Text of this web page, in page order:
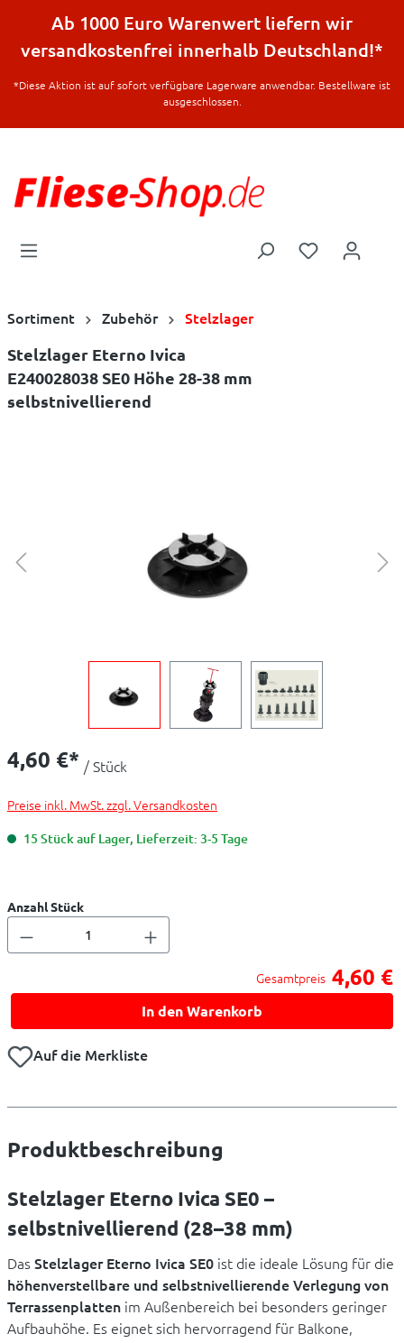
springen
Ab 1000 Euro Warenwert liefern wir
versandkostenfrei innerhalb Deutschland!*
*Diese Aktion ist auf sofort verfügbare Lagerware anwendbar. Bestellware ist
ausgeschlossen.
Sortiment Zubehör Stelzlager
Stelzlager Eterno Ivica
E240028038 SE0 Höhe 28-38 mm
selbstnivellierend
4,60 €* / Stück
Preise inkl. MwSt. zzgl. Versandkosten
15 Stück auf Lager, Lieferzeit: 3-5 Tage
Anzahl Stück
Gesamtpreis 4,60 €
In den Warenkorb
Auf die Merkliste
Produktbeschreibung
Stelzlager Eterno Ivica SE0 –
selbstnivellierend (28–38 mm)
DasStelzlager Eterno Ivica SE0 ist die ideale Lösung für die
höhenverstellbare und selbstnivellierende Verlegung von
Terrassenplatten im Außenbereich bei besonders geringer
Aufbauhöhe. Es eignet sich hervorragend für Balkone,